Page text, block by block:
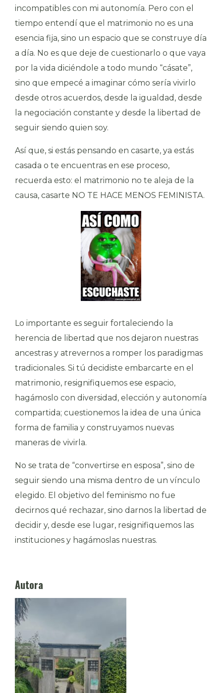
incompatibles con mi autonomía. Pero con el
tiempo entendí que el matrimonio no es una
esencia fija, sino un espacio que se construye día
a día. No es que deje de cuestionarlo o que vaya
por la vida diciéndole a todo mundo “cásate”,
sino que empecé a imaginar cómo sería vivirlo
desde otros acuerdos, desde la igualdad, desde
la negociación constante y desde la libertad de
seguir siendo quien soy.
Así que, si estás pensando en casarte, ya estás
casada o te encuentras en ese proceso,
recuerda esto: el matrimonio no te aleja de la
causa, casarte NO TE HACE MENOS FEMINISTA.
Lo importante es seguir fortaleciendo la
herencia de libertad que nos dejaron nuestras
ancestras y atrevernos a romper los paradigmas
tradicionales. Si tú decidiste embarcarte en el
matrimonio, resignifiquemos ese espacio,
hagámoslo con diversidad, elección y autonomía
compartida; cuestionemos la idea de una única
forma de familia y construyamos nuevas
maneras de vivirla.
No se trata de “convertirse en esposa”, sino de
seguir siendo una misma dentro de un vínculo
elegido. El objetivo del feminismo no fue
decirnos qué rechazar, sino darnos la libertad de
decidir y, desde ese lugar, resignifiquemos las
instituciones y hagámoslas nuestras.
Autora